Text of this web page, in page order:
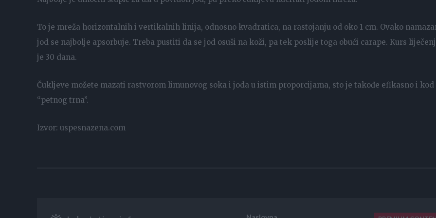
To je mreža horizontalnih i vertikalnih linija, odnosno kvadratica, na rastojanju od oko 1 cm. Ovako
jod se najbolje apsorbuje. Treba pustiti da se jod osuši na koži, pa tek poslije toga obući carape. Kurs
je 30 dana.
Čukljeve možete mazati rastvorom limunovog soka i joda u istim proporcijama, sto je takođe efikasno i kod
“petnog trna”.
Izvor: uspesnazena.com